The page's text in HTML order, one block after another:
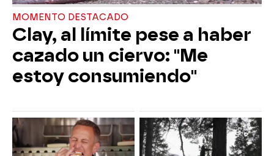
MOMENTO DESTACADO
Clay, al límite pese a haber
cazado un ciervo: "Me
estoy consumiendo"